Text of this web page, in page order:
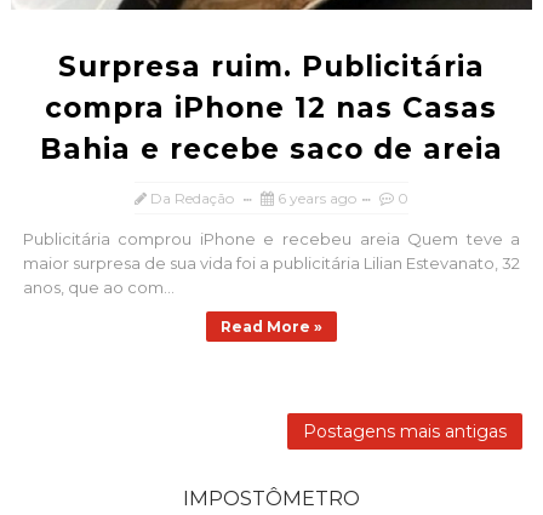
Surpresa ruim. Publicitária
compra iPhone 12 nas Casas
Bahia e recebe saco de areia
Da Redação 6 years ago 0
Publicitária comprou iPhone e recebeu areia Quem teve a
maior surpresa de sua vida foi a publicitária Lilian Estevanato, 32
anos, que ao com...
Read More »
Postagens mais antigas
IMPOSTÔMETRO